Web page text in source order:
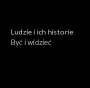
Ludzie i ich historie
Być i widzieć